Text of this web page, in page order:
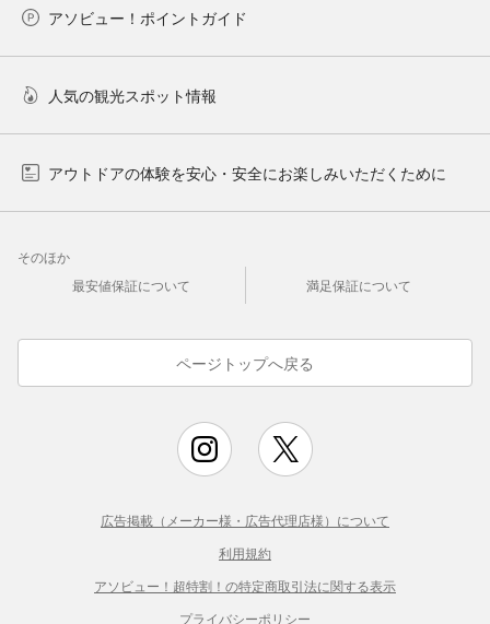
アソビュー！ポイントガイド
人気の観光スポット情報
アウトドアの体験を安心・安全にお楽しみいただくために
そのほか
最安値保証について
満足保証について
ページトップへ戻る
広告掲載（メーカー様・広告代理店様）について
利用規約
アソビュー！超特割！の特定商取引法に関する表示
プライバシーポリシー